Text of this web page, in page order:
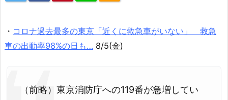
・ コロナ過去最多の東京「近くに救急車がいない」 救急
車の出動率98%の日も… 8/5(金)
（前略）東京消防庁への119番が急増してい